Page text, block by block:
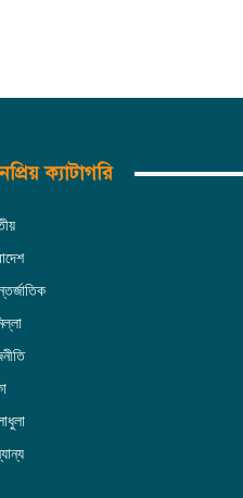
ক্যাটাগরি